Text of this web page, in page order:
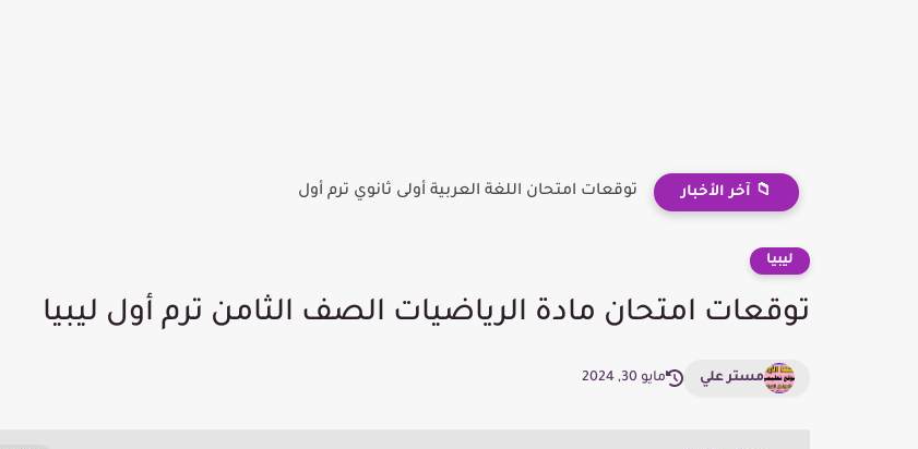
📁 آخر الأخبار توقعات امتحان اللغة العربية أولى ثانوي ترم أول
ليبيا
توقعات امتحان مادة الرياضيات الصف الثامن ترم أول ليبيا
مستر علي مايو 30, 2024